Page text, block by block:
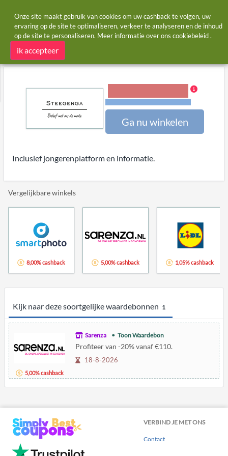
Startpagina Winkels Steegengamode.nl
Steegengamode.nl cashback
Kijk naar deze soortgelijke waardebonnen 1
5,00% cashback
Sarenza Toon Waardebon
Profiteer van -20% vanaf €110.
18-8-2026
Ga nu winkelen
Inclusief jongerenplatform en informatie.
Vergelijkbare winkels
8,00% cashback 5,00% cashback 1,05% cashback
VERBIND JE MET ONS
Contact
Onze site maakt gebruik van cookies om uw cashback te volgen, uw
ervaring op de site te optimaliseren, verkeer te analyseren en de inhoud
op de site te personaliseren. Meer informatie over ons cookiebeleid.
ik accepteer